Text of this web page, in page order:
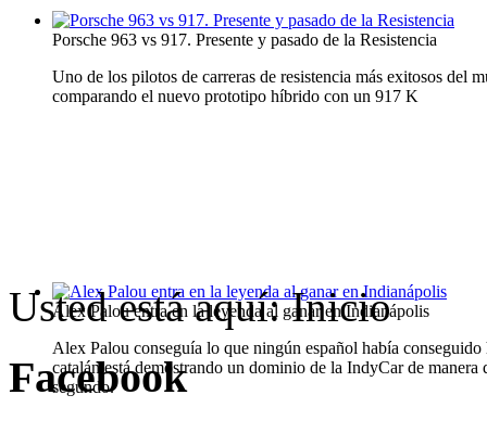
Porsche 963 vs 917. Presente y pasado de la Resistencia
Uno de los pilotos de carreras de resistencia más exitosos
comparando el nuevo prototipo híbrido con un 917 K
Alex Palou entra en la leyenda al ganar en Indianápolis
Alex Palou conseguía lo que ningún español había
catalán está demostrando un dominio de la IndyCar de
segundo.
Usted está aquí:Inicio
Facebook